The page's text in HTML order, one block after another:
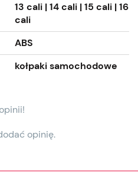
13 cali | 14 cali | 15 cali | 16
cali
ABS
kołpaki samochodowe
opinię.